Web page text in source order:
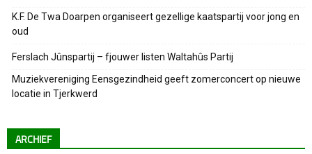
K.F. De Twa Doarpen organiseert gezellige kaatspartij voor jong en
oud
Ferslach Jûnspartij – fjouwer listen Waltahûs Partij
Muziekvereniging Eensgezindheid geeft zomerconcert op nieuwe
locatie in Tjerkwerd
ARCHIEF